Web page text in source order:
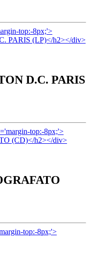
D.C. PARIS